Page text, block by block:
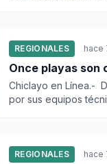
REGIONALES hace
Once playas son
Chiclayo en Línea.-
por sus equipos
REGIONALES hace